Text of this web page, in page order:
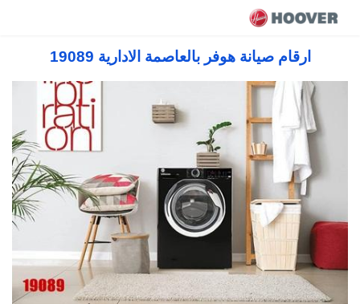
ارقام صيانة هوفر بالعاصمة الادارية 19089
توكيل معتمد